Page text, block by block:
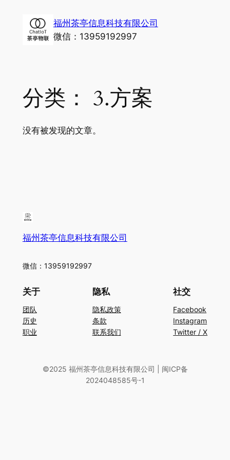
福州茶亭信息科技有限公司
微信：13959192997
分类： 3.方案
没有被发现的文章。
福州茶亭信息科技有限公司
微信：13959192997
关于
团队
历史
职业
隐私
隐私政策
条款
联系我们
社交
Facebook
Instagram
Twitter / X
©2025 福州茶亭信息科技有限公司 | 闽ICP备
2024048585号-1